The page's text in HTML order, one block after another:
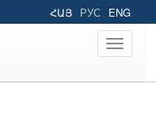
ՀԱՅ РУС ENG
Toggle